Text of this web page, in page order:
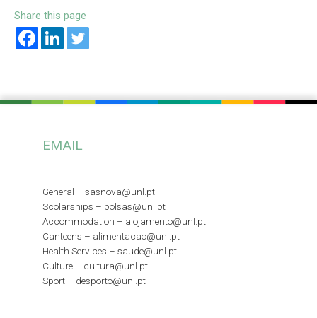
Share this page
EMAIL
General – sasnova@unl.pt
Scolarships – bolsas@unl.pt
Accommodation – alojamento@unl.pt
Canteens – alimentacao@unl.pt
Health Services – saude@unl.pt
Culture – cultura@unl.pt
Sport – desporto@unl.pt